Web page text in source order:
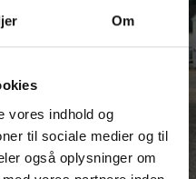
Om
vores indhold og
til sociale medier og til
også oplysninger om